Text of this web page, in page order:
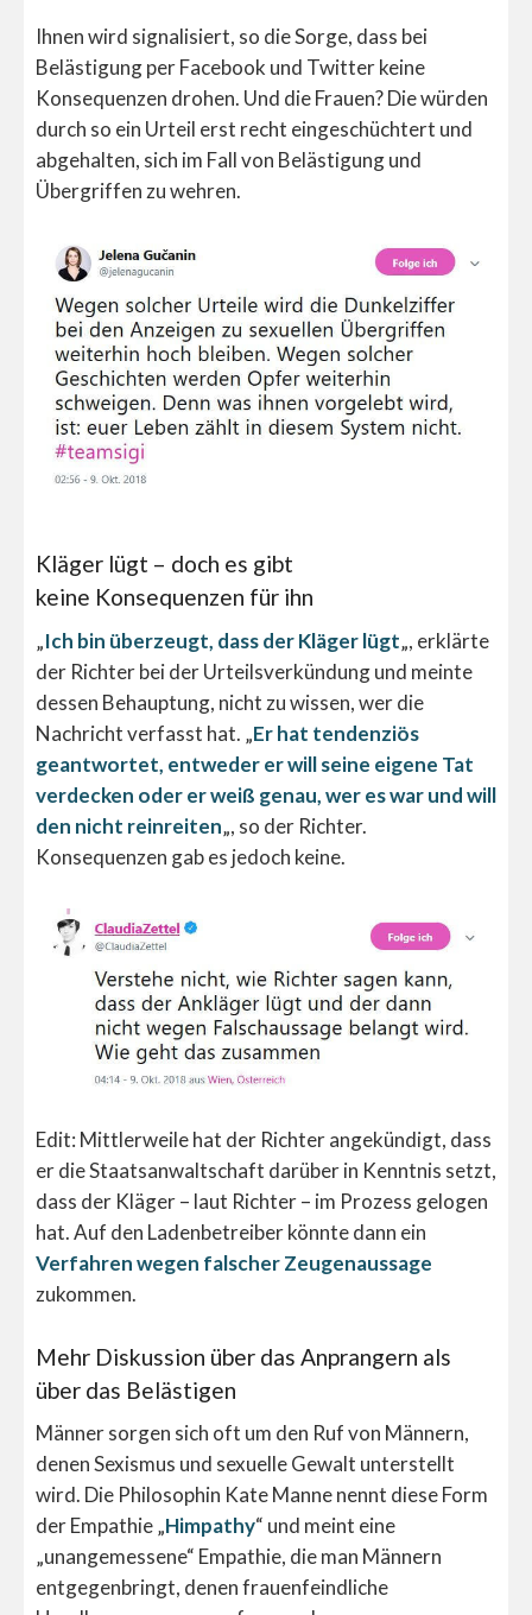
Ihnen wird signalisiert, so die Sorge, dass bei
Belästigung per Facebook und Twitter keine
Konsequenzen drohen. Und die Frauen? Die würden
durch so ein Urteil erst recht eingeschüchtert und
abgehalten, sich im Fall von Belästigung und
Übergriffen zu wehren.
Kläger lügt – doch es gibt
keine Konsequenzen für ihn
„Ich bin überzeugt, dass der Kläger lügt„, erklärte
der Richter bei der Urteilsverkündung und meinte
dessen Behauptung, nicht zu wissen, wer die
Nachricht verfasst hat. „Er hat tendenziös
geantwortet, entweder er will seine eigene Tat
verdecken oder er weiß genau, wer es war und will
den nicht reinreiten„, so der Richter.
Konsequenzen gab es jedoch keine.
Edit: Mittlerweile hat der Richter angekündigt, dass
er die Staatsanwaltschaft darüber in Kenntnis setzt,
dass der Kläger – laut Richter – im Prozess gelogen
hat. Auf den Ladenbetreiber könnte dann ein
Verfahren wegen falscher Zeugenaussage
zukommen.
Mehr Diskussion über das Anprangern als
über das Belästigen
Männer sorgen sich oft um den Ruf von Männern,
denen Sexismus und sexuelle Gewalt unterstellt
wird. Die Philosophin Kate Manne nennt diese Form
der Empathie „Himpathy“ und meint eine
„unangemessene“ Empathie, die man Männern
entgegenbringt, denen frauenfeindliche